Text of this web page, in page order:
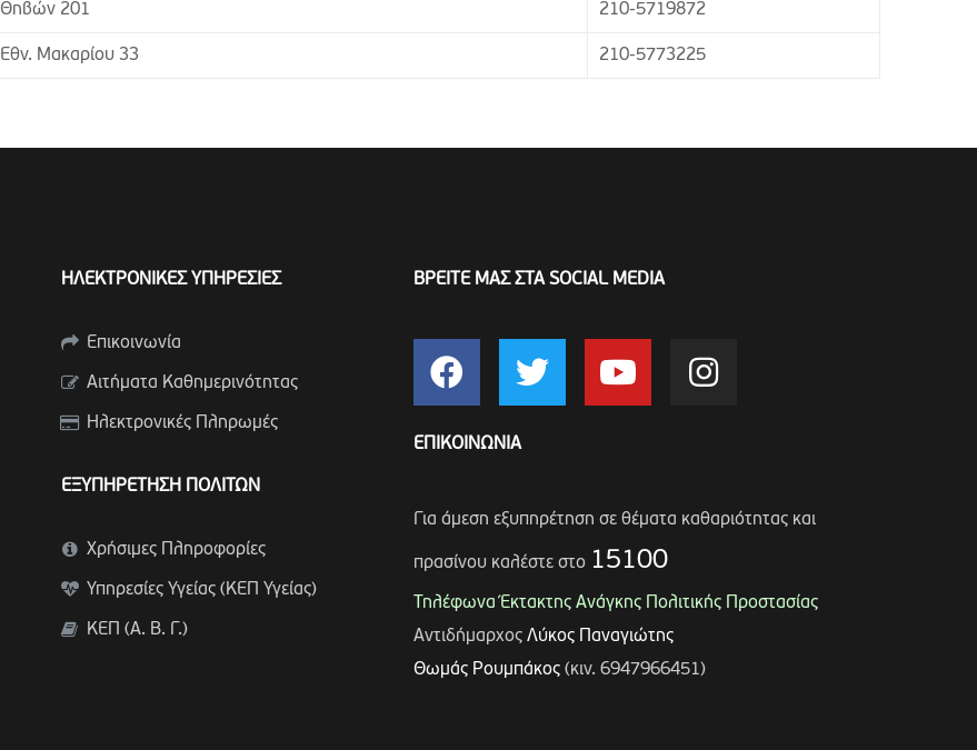
Θηβών 201 210-5719872
Εθν. Μακαρίου 33 210-5773225
ΗΛΕΚΤΡΟΝΙΚΕΣ ΥΠΗΡΕΣΙΕΣ
Επικοινωνία
Αιτήματα Καθημερινότητας
Ηλεκτρονικές Πληρωμές
ΕΞΥΠΗΡΕΤΗΣΗ ΠΟΛΙΤΩΝ
Χρήσιμες Πληροφορίες
Υπηρεσίες Υγείας (ΚΕΠ Υγείας)
ΚΕΠ (Α. Β. Γ.)
ΒΡΕΙΤΕ ΜΑΣ ΣΤΑ SOCIAL MEDIA
ΕΠΙΚΟΙΝΩΝΙΑ
Για άμεση εξυπηρέτηση σε θέματα καθαριότητας και
πρασίνου καλέστε στο 15100
Τηλέφωνα Έκτακτης Ανάγκης Πολιτικής Προστασίας
Αντιδήμαρχος Λύκος Παναγιώτης
Θωμάς Ρουμπάκος(κιν. 6947966451)